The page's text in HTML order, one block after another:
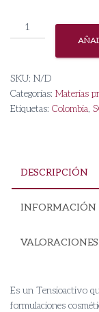
SCI-
Sodium
cantidad
SKU: N/D
Categorías: Materias
Etiquetas: Colombia,
DESCRIPCIÓN
Es un Tensioactivo
formulaciones